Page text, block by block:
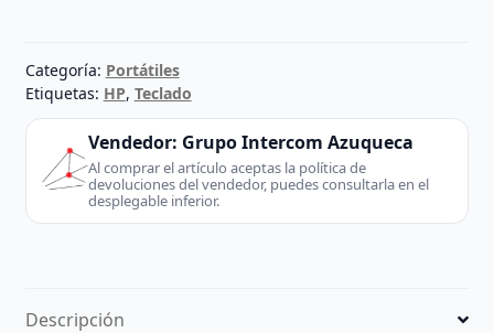
Elitebook
8460p
Grado
643737-
001
cantidad
Categoría: Portátiles
Etiquetas: HP, Teclado
Vendedor: Grupo Intercom Azuqueca
Al comprar el artículo aceptas la política de
devoluciones del vendedor, puedes consultarla en el
desplegable inferior.
Descripción